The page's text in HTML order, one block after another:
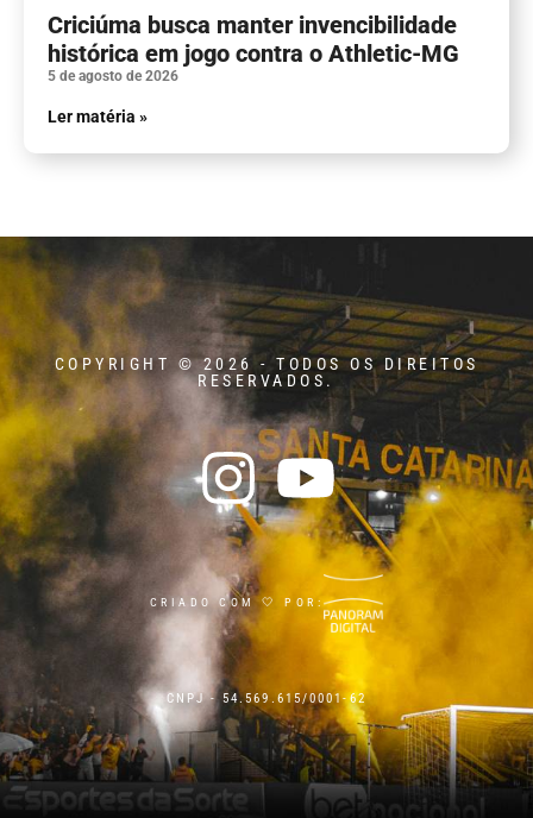
Criciúma busca manter invencibilidade
histórica em jogo contra o Athletic-MG
5 de agosto de 2026
Ler matéria »
COPYRIGHT © 2026 - TODOS OS DIREITOS
RESERVADOS.
CRIADO COM 🤍 POR:
CNPJ - 54.569.615/0001-62